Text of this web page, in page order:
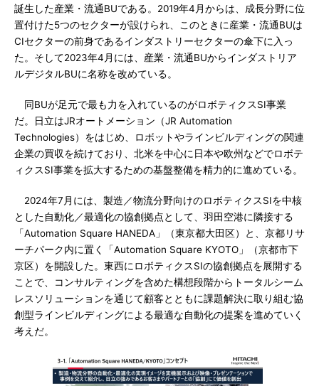
誕生した産業・流通BUである。2019年4月からは、成長分野に位
置付けた5つのセクターが設けられ、このときに産業・流通BUは
CIセクターの前身であるインダストリーセクターの傘下に入っ
た。そして2023年4月には、産業・流通BUからインダストリア
ルデジタルBUに名称を改めている。
同BUが足元で最も力を入れているのがロボティクスSI事業
だ。日立はJRオートメーション（JR Automation
Technologies）をはじめ、ロボットやラインビルディングの関連
企業の買収を続けており、北米を中心に日本や欧州などでロボテ
ィクスSI事業を拡大するための基盤整備を精力的に進めている。
2024年7月には、製造／物流分野向けのロボティクスSIを中核
とした自動化／最適化の協創拠点として、羽田空港に隣接する
「Automation Square HANEDA」（東京都大田区）と、京都リサ
ーチパーク内に置く「Automation Square KYOTO」（京都市下
京区）を開設した。東西にロボティクスSIの協創拠点を展開する
ことで、コンサルティングを含めた構想段階からトータルシーム
レスソリューションを通じて顧客とともに課題解決に取り組む協
創型ラインビルディングによる最適な自動化の提案を進めていく
考えだ。